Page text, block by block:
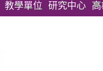
教學單位 研究中心